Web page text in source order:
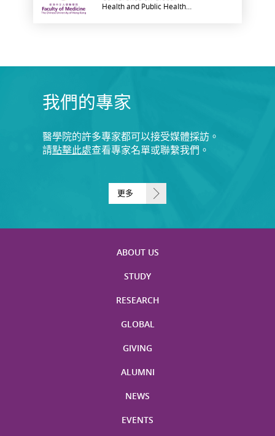
Health and Public Health
我們的專家
醫學院的許多專家都可以接受媒體採訪。
請點擊此處查看專家名單或聯繫我們。
更多
ABOUT US
STUDY
RESEARCH
GLOBAL
GIVING
ALUMNI
NEWS
EVENTS